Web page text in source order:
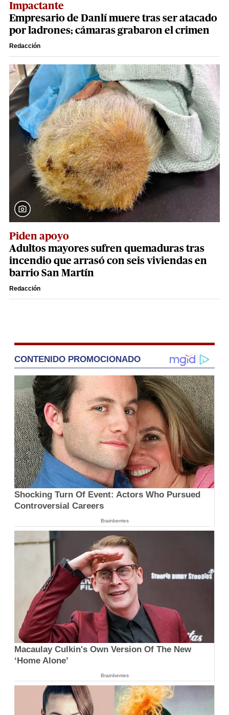
Impactante
Empresario de Danlí muere tras ser atacado
por ladrones; cámaras grabaron el crimen
Redacción
Piden apoyo
Adultos mayores sufren quemaduras tras
incendio que arrasó con seis viviendas en
barrio San Martín
Redacción
CONTENIDO PROMOCIONADO
Shocking Turn Of Event: Actors Who Pursued
Controversial Careers
Brainberries
Macaulay Culkin's Own Version Of The New
‘Home Alone’
Brainberries